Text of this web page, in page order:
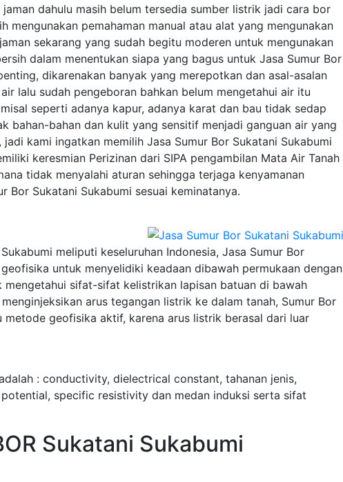
dahulu masih belum tersedia sumber listrik jadi cara bor
mengunakan pemahaman manual atau alat yang mengunakan
sekarang yang sudah begitu moderen untuk mengunakan
dalam menentukan siapa yang bagus untuk Jasa Sumur Bor
dikarenakan banyak yang merepotkan dan asal-asalan
lalu sudah pengeboran bahkan belum mengetahui air itu
seperti adanya kapur, adanya karat dan bau tidak sedap
bahan-bahan dan kulit yang sensitif menjadi ganguan air yang
kami ingatkan memilih Jasa Sumur Bor Sukatani Sukabumi
keresmian Perizinan dari SIPA pengambilan Mata Air Tanah
tidak menyalahi aturan sehingga terjaga kenyamanan
Bor Sukatani Sukabumi sesuai keminatanya.
meliputi keseluruhan Indonesia, Jasa Sumur Bor
untuk menyelidiki keadaan dibawah permukaan dengan
mengetahui sifat-sifat kelistrikan lapisan batuan di bawah
arus tegangan listrik ke dalam tanah, Sumur Bor
metode geofisika aktif, karena arus listrik berasal dari luar
: conductivity, dielectrical constant, tahanan jenis,
specific resistivity dan medan induksi serta sifat
Sukatani Sukabumi